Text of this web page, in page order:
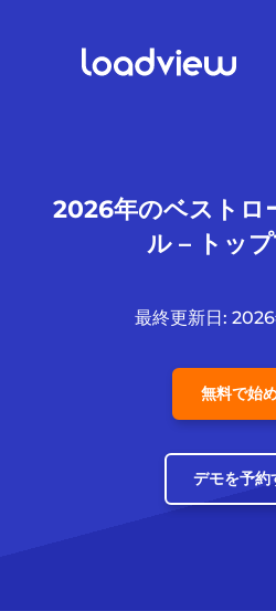
2026年のベストロ
ル – トッ
最終更新日:
無料で始
デモを予約